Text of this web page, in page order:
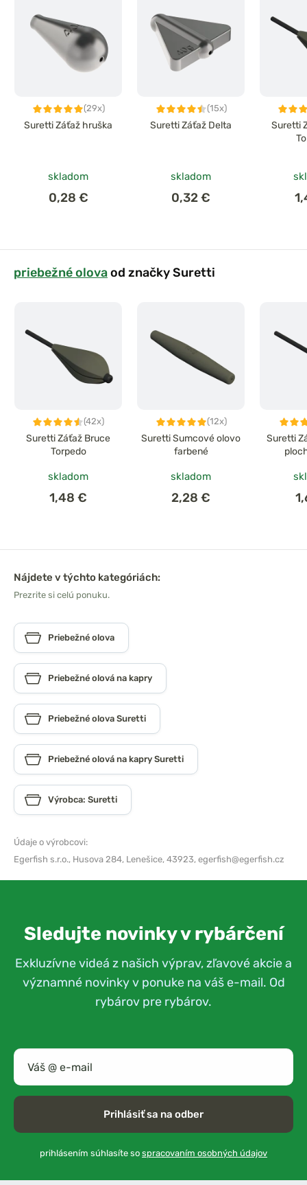
(29x)
Suretti Záťaž hruška
skladom
0,28 €
(15x)
Suretti Záťaž Delta
skladom
0,32 €
Suretti
priebežné olovaod značky Suretti
(42x)
Suretti Záťaž Bruce
Torpedo
skladom
1,48 €
(12x)
Suretti Sumcové olovo
farbené
skladom
2,28 €
Suretti
Nájdete v týchto kategóriách:
Prezrite si celú ponuku.
Priebežné olova
Priebežné olová na kapry
Priebežné olova Suretti
Priebežné olová na kapry Suretti
Výrobca: Suretti
Údaje o výrobcovi:
Egerfish s.r.o., Husova 284, Lenešice, 43923, egerfish@egerfish.cz
Sledujte novinky v rybárčení
Exkluzívne videá z našich výprav, zľavové akcie a
významné novinky v ponuke na váš e-mail. Od
rybárov pre rybárov.
Prihlásiť sa na odber
prihlásením súhlasíte so spracovaním osobných údajov